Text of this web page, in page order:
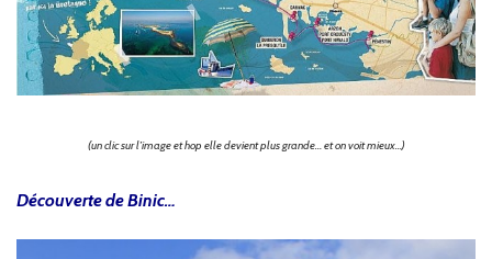
(un clic sur l’image et hop elle devient plus grande… et on voit mieux…)
Découverte de Binic…